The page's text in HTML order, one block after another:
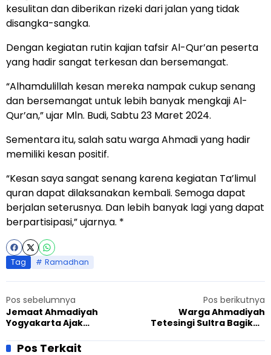
kesulitan dan diberikan rizeki dari jalan yang tidak
disangka-sangka.
Dengan kegiatan rutin kajian tafsir Al-Qur’an peserta
yang hadir sangat terkesan dan bersemangat.
“Alhamdulillah kesan mereka nampak cukup senang
dan bersemangat untuk lebih banyak mengkaji Al-
Qur’an,” ujar Mln. Budi, Sabtu 23 Maret 2024.
Sementara itu, salah satu warga Ahmadi yang hadir
memiliki kesan positif.
“Kesan saya sangat senang karena kegiatan Ta’limul
quran dapat dilaksanakan kembali. Semoga dapat
berjalan seterusnya. Dan lebih banyak lagi yang dapat
berpartisipasi,” ujarnya. *
Tag Ramadhan
Pos sebelumnya
Jemaat Ahmadiyah
Yogyakarta Ajak
Ikut Workshop Menulis
Pos berikutnya
Warga Ahmadiyah
Tetesingi Sultra Bagikan
Raih Berkah Ramadhan
Pos Terkait